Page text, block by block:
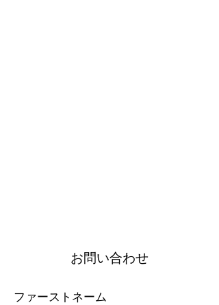
お問い合わせ
ファーストネーム